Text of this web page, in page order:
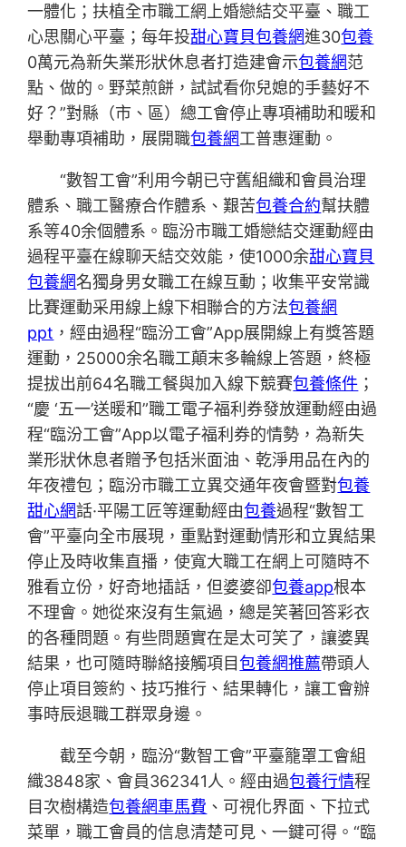
一體化；扶植全市職工網上婚戀結交平臺、職工
心思關心平臺；每年投甜心寶貝包養網進30包養
0萬元為新失業形狀休息者打造建會示包養網范
點、做的。野菜煎餅，試試看你兒媳的手藝好不
好？”對縣（市、區）總工會停止專項補助和暖和
舉動專項補助，展開職包養網工普惠運動。
“數智工會”利用今朝已守舊組織和會員治理
體系、職工醫療合作體系、艱苦包養合約幫扶體
系等40余個體系。臨汾市職工婚戀結交運動經由
過程平臺在線聊天結交效能，使1000余甜心寶貝
包養網名獨身男女職工在線互動；收集平安常識
比賽運動采用線上線下相聯合的方法包養網
ppt ，經由過程“臨汾工會”App展開線上有獎答題
運動，25000余名職工顛末多輪線上答題，終極
提拔出前64名職工餐與加入線下競賽包養條件 ；
“慶 ‘五一’送暖和”職工電子福利券發放運動經由過
程“臨汾工會”App以電子福利券的情勢，為新失
業形狀休息者贈予包括米面油、乾淨用品在內的
年夜禮包；臨汾市職工立異交通年夜會暨對包養
甜心網話·平陽工匠等運動經由包養過程“數智工
會”平臺向全市展現，重點對運動情形和立異結果
停止及時收集直播，使寬大職工在網上可隨時不
雅看立份，好奇地插話，但婆婆卻包養app根本
不理會。她從來沒有生氣過，總是笑著回答彩衣
的各種問題。有些問題實在是太可笑了，讓婆異
結果，也可隨時聯絡接觸項目包養網推薦帶頭人
停止項目簽約、技巧推行、結果轉化，讓工會辦
事時辰退職工群眾身邊。
截至今朝，臨汾“數智工會”平臺籠罩工會組
織3848家、會員362341人。經由過包養行情程
目次樹構造包養網車馬費 、可視化界面、下拉式
菜單，職工會員的信息清楚可見、一鍵可得。“臨